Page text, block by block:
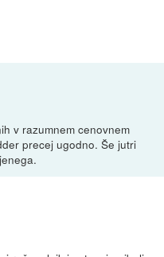
v razumnem cenovnem
precej ugodno. Še jutri